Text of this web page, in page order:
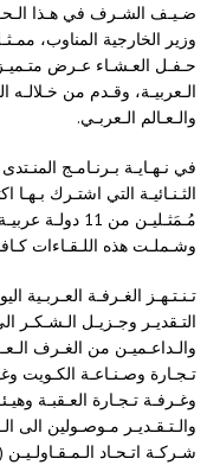
ضـيـف الشـرف في هـذا
وزير الخارجية المناوب،
حـفـل العـشـاء عـرض متـميـز
الـعربيـة، وقـدم من خـلالـه
والـعـالم الـعربـي.
في نـهـايـة بـرنـامـج
وشـملـت هذه اللـقـاءات
تـنـتـهـز الغـرفـة العـربـية
التـقديـر وجـزيـل الـشـكـر
والـداعـميـن من الغـرف
تـجـارة وصـنـاعـة الكـويت
وغـرفـة تـجـارة العـقبـة
والـتـقـديـر مـوصـولين الى